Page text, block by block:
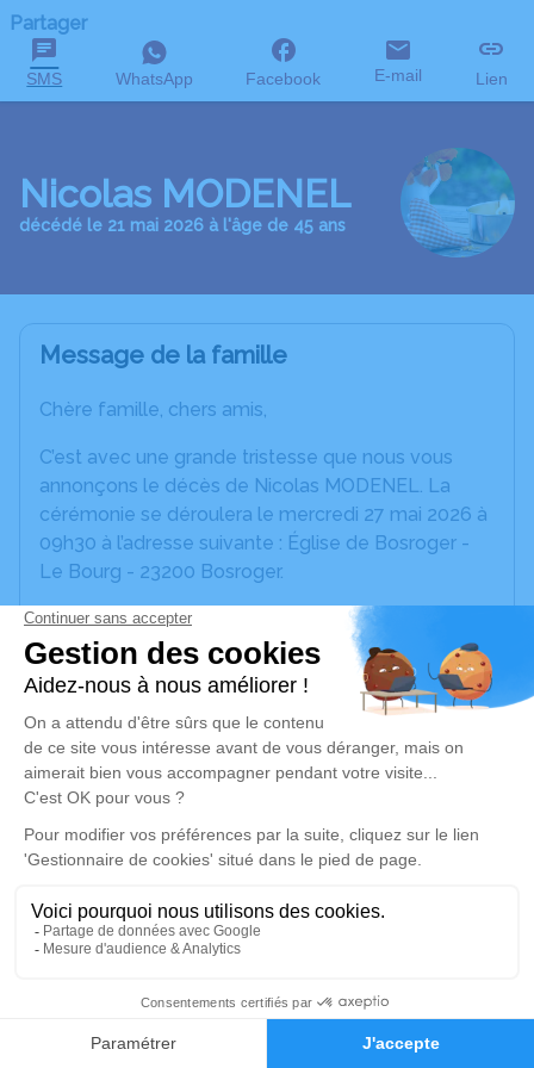
Faire-part Hommages
Partager
SMS WhatsApp Facebook E-mail Lien
Nicolas MODENEL
décédé le 21 mai 2026 à l'âge de 45 ans
Message de la famille
Chère famille, chers amis,
C’est avec une grande tristesse que nous vous
annonçons le décès de Nicolas MODENEL. La
cérémonie se déroulera le mercredi 27 mai 2026 à
09h30 à l’adresse suivante : Église de Bosroger -
Le Bourg - 23200 Bosroger.
Je rends hommage
Cérémonie religieuse
mercredi 27 mai 2026 à 09h30
Église de Bosroger
Le Bourg
23200 Bosroger
Déroulé des obsèques
Cérémonie religieuse